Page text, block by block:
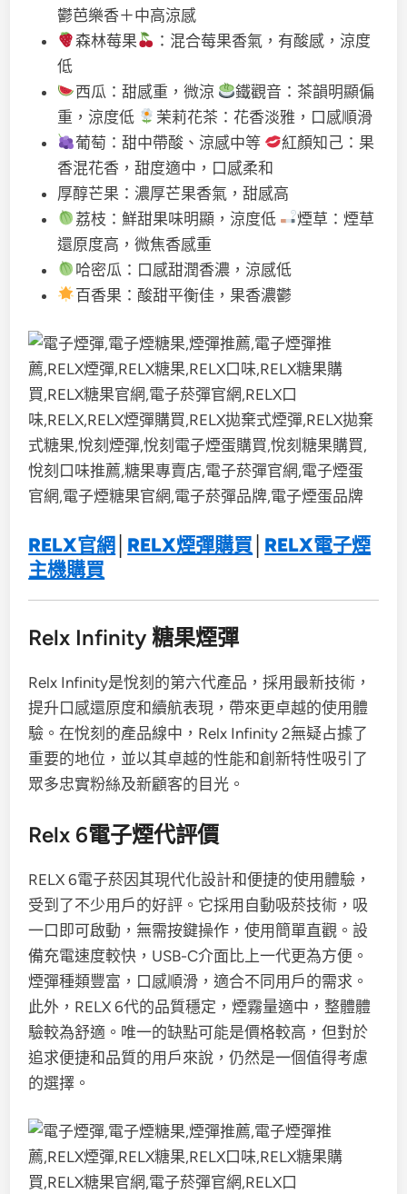
鬱芭樂香＋中高涼感
森林莓果
：混合莓果香氣，有酸感，涼度
低
西瓜：甜感重，微涼
鐵觀音：茶韻明顯偏
重，涼度低
茉莉花茶：花香淡雅，口感順滑
葡萄：甜中帶酸、涼感中等
紅顏知己：果
香混花香，甜度適中，口感柔和
厚醇芒果：濃厚芒果香氣，甜感高
荔枝：鮮甜果味明顯，涼度低
煙草：煙草
還原度高，微焦香感重
哈密瓜：口感甜潤香濃，涼感低
百香果：酸甜平衡佳，果香濃鬱
RELX官網 RELX煙彈購買 RELX電子煙
主機購買
Relx Infinity 糖果煙彈
Relx Infinity是悅刻的第六代產品，採用最新技術，
提升口感還原度和續航表現，帶來更卓越的使用體
驗。在悅刻的產品線中，Relx Infinity 2無疑占據了
重要的地位，並以其卓越的性能和創新特性吸引了
眾多忠實粉絲及新顧客的目光。
Relx 6電子煙代評價
RELX 6電子菸因其現代化設計和便捷的使用體驗，
受到了不少用戶的好評。它採用自動吸菸技術，吸
一口即可啟動，無需按鍵操作，使用簡單直觀。設
備充電速度較快，USB-C介面比上一代更為方便。
煙彈種類豐富，口感順滑，適合不同用戶的需求。
此外，RELX 6代的品質穩定，煙霧量適中，整體體
驗較為舒適。唯一的缺點可能是價格較高，但對於
追求便捷和品質的用戶來說，仍然是一個值得考慮
的選擇。